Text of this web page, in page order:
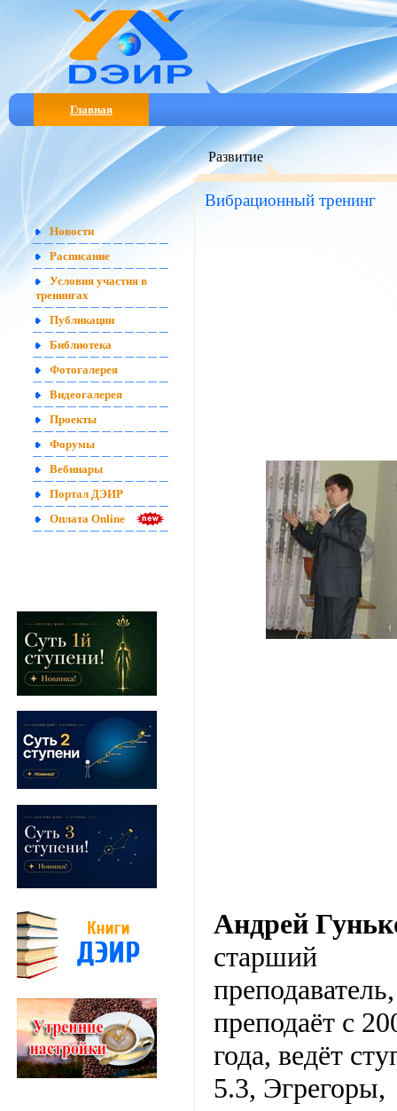
Главная
Новости
Расписание
Условия участия в
тренингах
Публикации
Библиотека
Фотогалерея
Видеогалерея
Проекты
Форумы
Вебинары
Портал ДЭИР
Оплата Online
Развитие
Вибрационный тренинг
Андрей
старший
преподаватель,
преподаёт с
года, ведёт
5.3, Эгрегоры,